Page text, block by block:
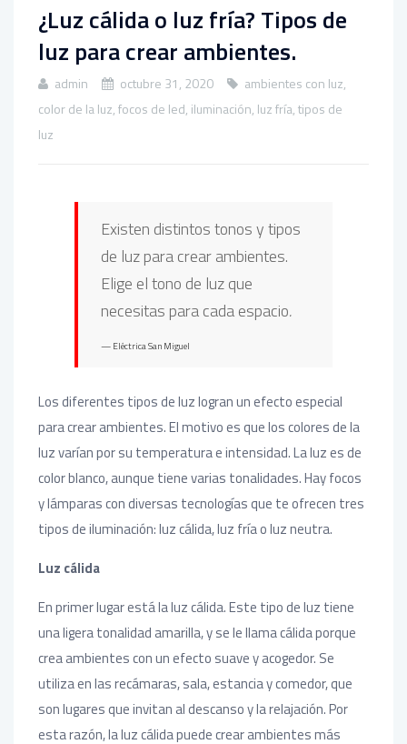
¿Luz cálida o luz fría? Tipos de
luz para crear ambientes.
admin octubre 31, 2020 ambientes con luz,
color de la luz,focos de led, iluminación, luz fría,tipos de
luz
Existen distintos tonos y tipos
de luz para crear ambientes.
Elige el tono de luz que
necesitas para cada espacio.
Eléctrica San Miguel
Los diferentes tipos de luz logran un efecto especial
para crear ambientes. El motivo es que los colores de la
luz varían por su temperatura e intensidad. La luz es de
color blanco, aunque tiene varias tonalidades. Hay focos
y lámparas con diversas tecnologías que te ofrecen tres
tipos de iluminación: luz cálida, luz fría o luz neutra.
Luz cálida
En primer lugar está la luz cálida. Este tipo de luz tiene
una ligera tonalidad amarilla, y se le llama cálida porque
crea ambientes con un efecto suave y acogedor. Se
utiliza en las recámaras, sala, estancia y comedor, que
son lugares que invitan al descanso y la relajación. Por
esta razón, la luz cálida puede crear ambientes más